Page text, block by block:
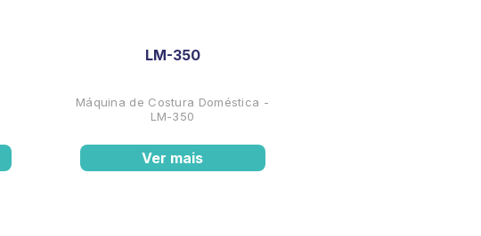
LM-350
Máquina de Costura Doméstica -
LM-350
Ver mais